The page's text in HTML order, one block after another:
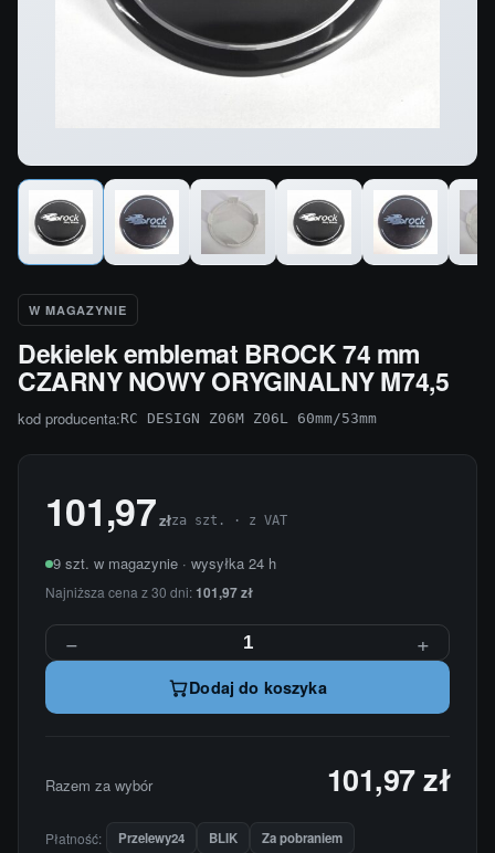
W MAGAZYNIE
Dekielek emblemat BROCK 74 mm
CZARNY NOWY ORYGINALNY M74,5
kod producenta:RC DESIGN Z06M Z06L 60mm/53mm
101,97złza szt. · z VAT
9 szt. w magazynie · wysyłka 24 h
Najniższa cena z 30 dni:101,97 zł
− +
Dodaj do koszyka
Razem za wybór 101,97 zł
Płatność: Przelewy24 BLIK Za pobraniem